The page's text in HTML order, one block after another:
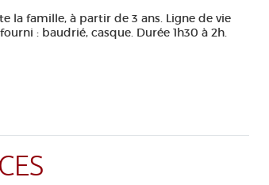
la famille, à partir de 3 ans. Ligne de vie
: baudrié, casque. Durée 1h30 à 2h.